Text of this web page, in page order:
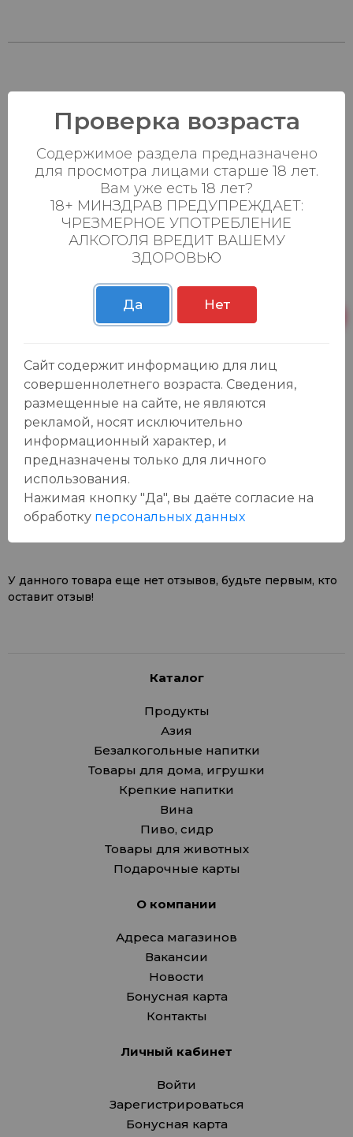
Ваш город:
Батыршина 20Б
Пн-Вс с 08:00 до
23:00
0 шт.
Магистральная 22д
Пн-Вс с 08:00 до
23:00
Осиновская 2В,
Пн-Вс с 09:00 до
Пн-Вс с 09:00 до
Отзывы:
Оставить отзыв
У данного товара еще нет отзывов, будьте первым, кто
оставит отзыв!
Каталог
Продукты
Азия
Безалкогольные напитки
Товары для дома, игрушки
Крепкие напитки
Вина
Пиво, сидр
Товары для животных
Подарочные карты
О компании
Адреса магазинов
Вакансии
Новости
Бонусная карта
Контакты
Личный кабинет
Войти
Зарегистрироваться
Бонусная карта
Проверка возраста
Содержимое раздела предназначено
для просмотра лицами старше 18 лет.
Вам уже есть 18 лет?
18+ МИНЗДРАВ ПРЕДУПРЕЖДАЕТ:
ЧРЕЗМЕРНОЕ УПОТРЕБЛЕНИЕ
АЛКОГОЛЯ ВРЕДИТ ВАШЕМУ
ЗДОРОВЬЮ
Да Нет
Сайт содержит информацию для лиц
совершеннолетнего возраста. Сведения,
размещенные на сайте, не являются
рекламой, носят исключительно
информационный характер, и
предназначены только для личного
использования.
Нажимая кнопку "Да", вы даёте cогласие на
обработку персональных данных